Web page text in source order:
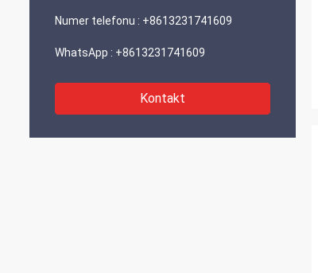
Numer telefonu : +8613231741609
WhatsApp : +8613231741609
Kontakt